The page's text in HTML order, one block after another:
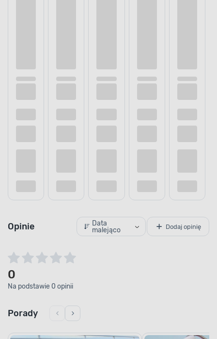
Opinie
Data
malejąco
Dodaj opinię
0
Na podstawie 0 opinii
Porady